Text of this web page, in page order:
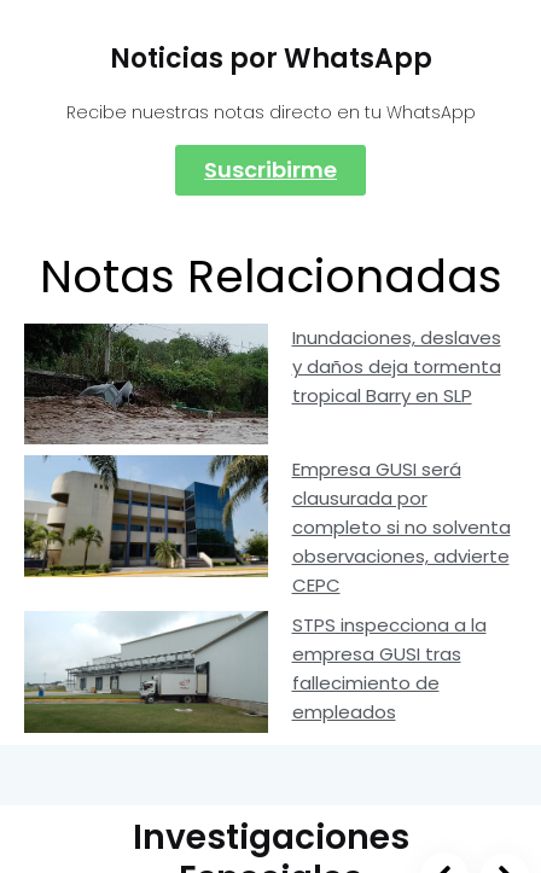
Noticias por WhatsApp
Recibe nuestras notas directo en tu WhatsApp
Suscribirme
Notas Relacionadas
Inundaciones, deslaves
y daños deja tormenta
tropical Barry en SLP
Empresa GUSI será
clausurada por
completo si no solventa
observaciones, advierte
CEPC
STPS inspecciona a la
empresa GUSI tras
fallecimiento de
empleados
Investigaciones